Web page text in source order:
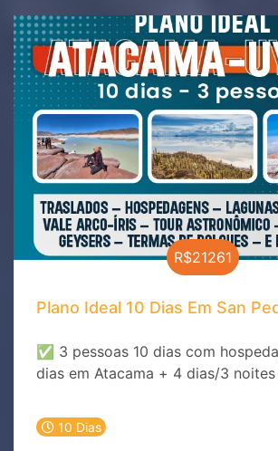
Luna, a vastidão do Salar de
deslumbrantes lagoas altiplânicas.
agora e explore um dos destinos
fascinantes do planeta!
R$21261
Plano Ideal 10 Dias Em San
✅ 3 pessoas 10 dias com
dias em Atacama + 4 dias/3
🚐 Pick-up na sua hospedagem
🥐 Café da manhã ou coquetéis
10 Dias